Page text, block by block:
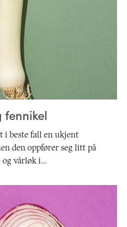
fennikel
i beste fall en ukjent
den oppfører seg litt på
og vårløk i…